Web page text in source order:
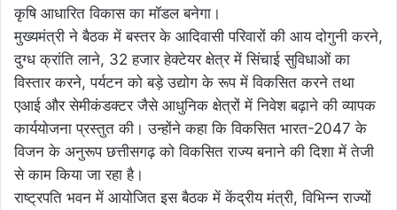
कृषि आधारित विकास का मॉडल बनेगा।
मुख्यमंत्री ने बैठक में बस्तर के आदिवासी परिवारों की आय दोगुनी करने,
दुग्ध क्रांति लाने, 32 हजार हेक्टेयर क्षेत्र में सिंचाई सुविधाओं का
विस्तार करने, पर्यटन को बड़े उद्योग के रूप में विकसित करने तथा
एआई और सेमीकंडक्टर जैसे आधुनिक क्षेत्रों में निवेश बढ़ाने की व्यापक
कार्ययोजना प्रस्तुत की। उन्होंने कहा कि विकसित भारत-2047 के
विजन के अनुरूप छत्तीसगढ़ को विकसित राज्य बनाने की दिशा में तेजी
से काम किया जा रहा है।
राष्ट्रपति भवन में आयोजित इस बैठक में केंद्रीय मंत्री, विभिन्न राज्यों